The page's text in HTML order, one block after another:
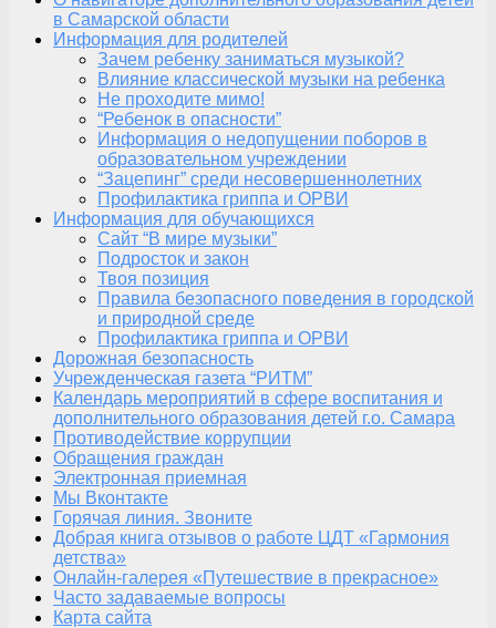
в Самарской области
Информация для родителей
Зачем ребенку заниматься музыкой?
Влияние классической музыки на ребенка
Не проходите мимо!
“Ребенок в опасности”
Информация о недопущении поборов в
образовательном учреждении
“Зацепинг” среди несовершеннолетних
Профилактика гриппа и ОРВИ
Информация для обучающихся
Сайт “В мире музыки”
Подросток и закон
Твоя позиция
Правила безопасного поведения в городской
и природной среде
Профилактика гриппа и ОРВИ
Дорожная безопасность
Учрежденческая газета “РИТМ”
Календарь мероприятий в сфере воспитания и
дополнительного образования детей г.о. Самара
Противодействие коррупции
Обращения граждан
Электронная приемная
Мы Вконтакте
Горячая линия. Звоните
Добрая книга отзывов о работе ЦДТ «Гармония
детства»
Онлайн-галерея «Путешествие в прекрасное»
Часто задаваемые вопросы
Карта сайта